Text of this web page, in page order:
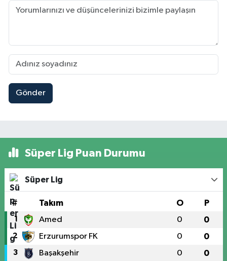
Gönder
Süper Lig Puan Durumu
Süper Lig
# Takım O P
1 Amed 0 0
2 Erzurumspor FK 0 0
3 Başakşehir 0 0